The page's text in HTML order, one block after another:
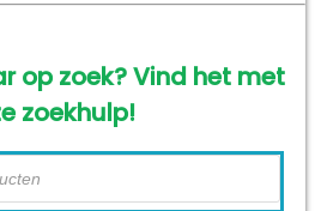
op zoek? Vind het met
zoekhulp!